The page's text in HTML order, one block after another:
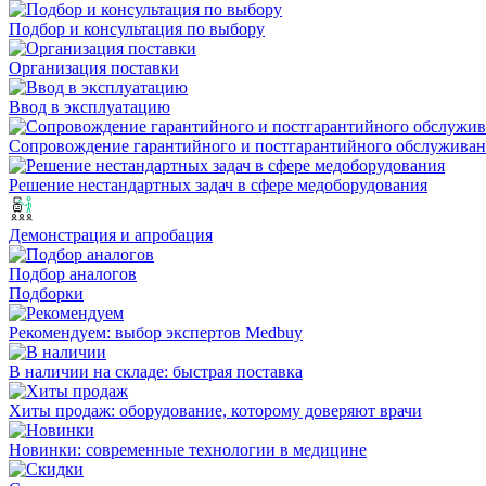
Подбор и консультация по выбору
Организация поставки
Ввод в эксплуатацию
Сопровождение гарантийного и постгарантийного
Решение нестандартных задач в сфере медоборудования
Демонстрация и апробация
Подбор аналогов
Подборки
Рекомендуем: выбор экспертов Medbuy
В наличии на складе: быстрая поставка
Хиты продаж: оборудование, которому доверяют врачи
Новинки: современные технологии в медицине